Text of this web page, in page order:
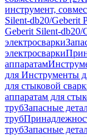
инструмент,
Silent-db20/Geberit
Geberit Silent-db20/
электросварки
электросварки
аппаратам
для Инструменты
для стыковой
аппаратам для
трубЗапасные
труб
трубЗапасные